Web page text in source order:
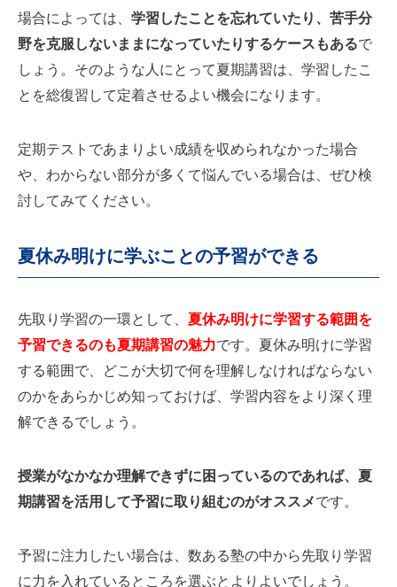
場合によっては、 学習したことを忘れていたり、苦手分
野を克服しないままになっていたりするケースもあるで
しょう。そのような人にとって夏期講習は、学習したこ
とを総復習して定着させるよい機会になります。
定期テストであまりよい成績を収められなかった場合
や、わからない部分が多くて悩んでいる場合は、ぜひ検
討してみてください。
夏休み明けに学ぶことの予習ができる
先取り学習の一環として、 夏休み明けに学習する範囲を
予習できるのも夏期講習の魅力です。夏休み明けに学習
する範囲で、どこが大切で何を理解しなければならない
のかをあらかじめ知っておけば、学習内容をより深く理
解できるでしょう。
授業がなかなか理解できずに困っているのであれば、夏
期講習を活用して予習に取り組むのがオススメです。
予習に注力したい場合は、数ある塾の中から先取り学習
に力を入れているところを選ぶとよりよいでしょう。